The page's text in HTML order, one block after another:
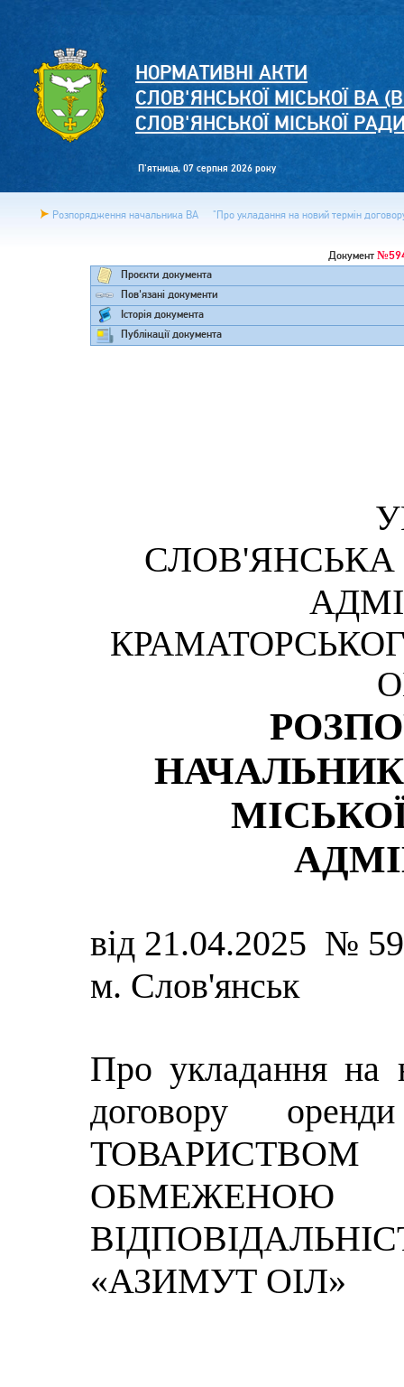
НОРМАТИВНІ АКТИ
СЛОВ'ЯНСЬКОЇ МІСЬКОЇ ВА
СЛОВ'ЯНСЬКОЇ МІСЬКОЇ
П'ятница, 07 серпня 2026 року
Розпорядження начальника ВА "Про укладання на новий термін
Документ
Проєкти документа
Пов'язані документи
Історія документа
Публікації документа
СЛОВ'ЯНСЬКА
від 21.04.2025 №
м. Слов'янськ
Про укладання на
договору
ОБМЕЖЕНОЮ
«АЗИМУТ ОІЛ»